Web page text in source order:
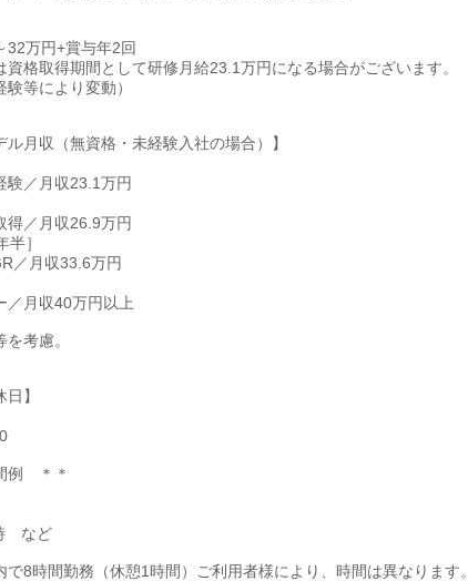
32万円+賞与年2回
格取得期間として研修月給23.1万円になる場合がございます。
験等により変動）
ル月収（無資格・未経験入社の場合）】
／月収23.1万円
／月収26.9万円
半］
／月収33.6万円
月収40万円以上
考慮。
】
例 ＊＊
など
8時間勤務（休憩1時間）ご利用者様により、時間は異なります。